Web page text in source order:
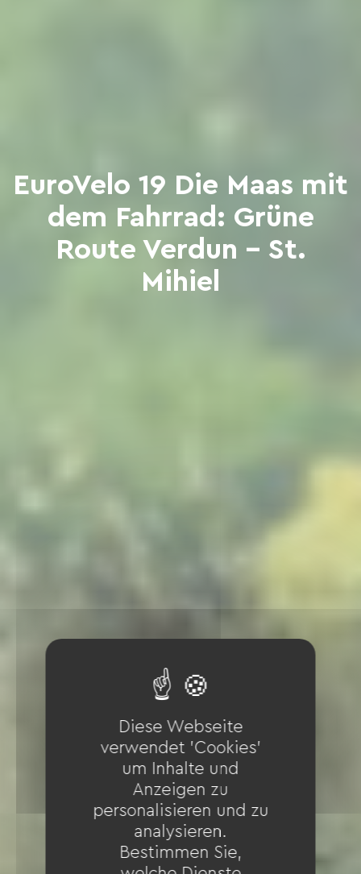
EuroVelo 19 Die Maas mit
dem Fahrrad: Grüne
Route Verdun - St.
Mihiel
Diese Webseite
verwendet 'Cookies'
um Inhalte und
Anzeigen zu
personalisieren und zu
analysieren.
Bestimmen Sie,